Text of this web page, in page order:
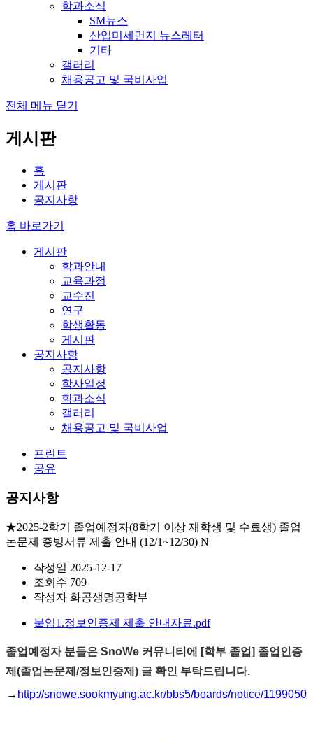
학과소식
SM뉴스
산업미세먼지 뉴스레터
기타
갤러리
채용공고 및 국비사업
전체 메뉴 닫기
게시판
홈
게시판
공지사항
홈 바로가기
게시판
학과안내
교육과정
교수진
연구
학생활동
게시판
공지사항
공지사항
학사일정
학과소식
갤러리
채용공고 및 국비사업
프린트
공유
공지사항
★2025-2학기 졸업예정자(8학기 이상 재학생 및 수료생) 졸업
논문제 증빙서류 제출 안내 (12/1~12/30) N
작성일 2025-12-17
조회수 709
작성자 화공생명공학부
붙임1.정보인증제 제출 안내자료.pdf
졸업예정자 분들은 SnoWe 커뮤니티에 [학부 졸업] 졸업인증
제(졸업논문제/정보인증제) 글 확인 부탁드립니다.
→ http://snowe.sookmyung.ac.kr/bbs5/boards/notice/1199050